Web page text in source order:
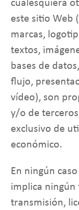
cualesquiera
este sitio Web
marcas,
textos,
bases de
flujo,
vídeo), son
y/o de
exclusivo de
económico.
En ningún
implica ningún
transmisión,